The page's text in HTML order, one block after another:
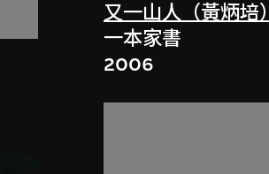
又一山人（黃炳培）
一本家書
2006